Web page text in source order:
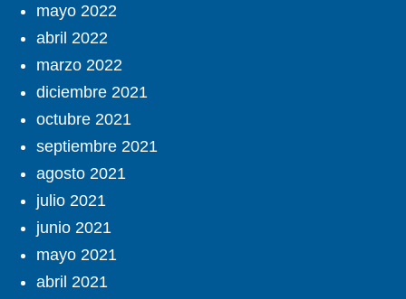
mayo 2022
abril 2022
marzo 2022
diciembre 2021
octubre 2021
septiembre 2021
agosto 2021
julio 2021
junio 2021
mayo 2021
abril 2021